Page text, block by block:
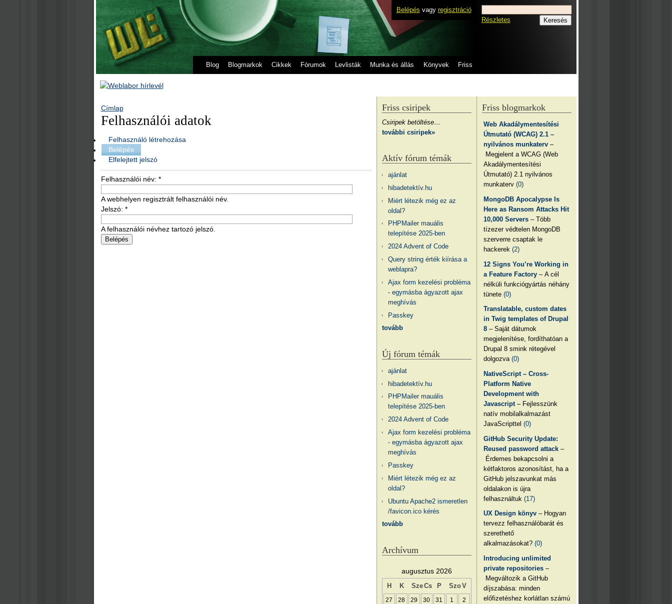
Belépés vagy regisztráció
Blog Blogmarkok Cikkek Fórumok Levlisták Munka és állás Könyvek Friss
Részletes
Címlap
Felhasználói adatok
Felhasználó létrehozása
Belépés
Elfelejtett jelszó
Felhasználói név: *
A webhelyen regisztrált felhasználói név.
Jelszó: *
A felhasználói névhez tartozó jelszó.
Friss blogmarkok
Web Akadálymentesítési
Útmutató (WCAG) 2.1 –
nyilvános munkaterv –
Megjelent a WCAG (Web
Akadálymentesítési
Útmutató) 2.1 nyilvános
munkaterv(0)
MongoDB Apocalypse Is
Here as Ransom Attacks Hit
10,000 Servers – Több
tízezer védtelen MongoDB
szerverre csaptak le
hackerek(2)
12 Signs You’re Working in
a Feature Factory – A cél
nélküli funkciógyártás néhány
tünete(0)
Translatable, custom dates
in Twig templates of Drupal
8 – Saját dátumok
megjelenítése, fordíthatóan a
Drupal 8 smink rétegével
dolgozva(0)
NativeScript – Cross-
Platform Native
Development with
Javascript – Fejlesszünk
natív mobilalkalmazást
JavaScripttel(0)
GitHub Security Update:
Reused password attack –
Érdemes bekapcsolni a
kétfaktoros azonosítást, ha a
GitHub jelszavunkat más
oldalakon is újra
felhasználtuk(17)
UX Design könyv – Hogyan
tervezz felhasználóbarát és
szerethető
alkalmazásokat?(0)
Introducing unlimited
private repositories –
Megváltozik a GitHub
díjszabása: minden
előfizetéshez korlátlan számú
Friss csiripek
Csiripek betöltése…
további csiripek»
Aktív fórum témák
ajánlat
hibadetektív.hu
Miért létezik még ez az
oldal?
PHPMailer mauális
telepítése 2025-ben
2024 Advent of Code
Query string érték kiírása a
weblapra?
Ajax form kezelési probléma
- egymásba ágyazott ajax
meghívás
Passkey
tovább
Új fórum témák
ajánlat
hibadetektív.hu
PHPMailer mauális
telepítése 2025-ben
2024 Advent of Code
Ajax form kezelési probléma
- egymásba ágyazott ajax
meghívás
Passkey
Miért létezik még ez az
oldal?
Ubuntu Apache2 ismeretlen
/favicon.ico kérés
tovább
Archívum
augusztus 2026
H K SzeCs P SzoV
27 28 29 30 31 1 2